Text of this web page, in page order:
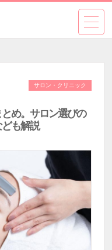
サロン・クリニック
め。サロン選びの
も解説